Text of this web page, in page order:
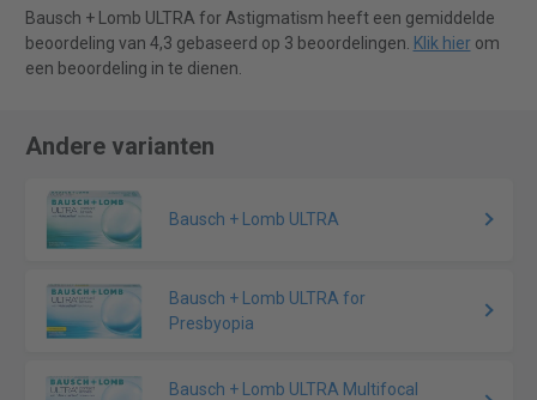
Bausch + Lomb ULTRA for Astigmatism heeft een gemiddelde
beoordeling van 4,3 gebaseerd op 3 beoordelingen. Klik hierom
een beoordeling in te dienen.
Andere varianten
Bausch + Lomb ULTRA
Bausch + Lomb ULTRA for
Presbyopia
Bausch + Lomb ULTRA Multifocal